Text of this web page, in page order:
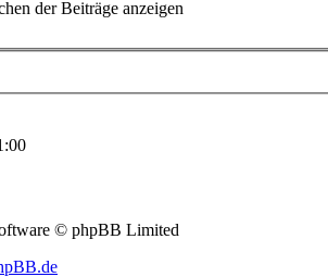
der Beiträge anzeigen
© phpBB Limited